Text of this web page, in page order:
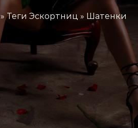
»Теги Эскортниц » Шатенки